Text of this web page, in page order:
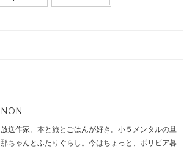
NON
放送作家。本と旅とごはんが好き。小５メンタルの旦
那ちゃんとふたりぐらし。今はちょっと、ボリビア暮